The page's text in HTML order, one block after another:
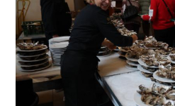
Nord:
la
Fête
aux
huîtres:
“opération